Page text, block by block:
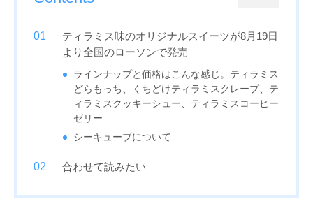
ティラミス味のオリジナルスイーツが8月19日
より全国のローソンで発売
ラインナップと価格はこんな感じ。ティラミス
どらもっち、くちどけティラミスクレープ、テ
ィラミスクッキーシュー、ティラミスコーヒー
ゼリー
シーキューブについて
合わせて読みたい